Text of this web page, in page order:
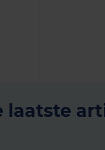
laatste